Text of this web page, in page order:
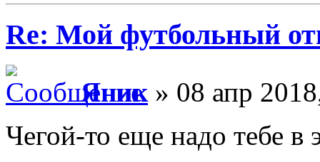
Re: Мой футбольный
Яник» 08 апр
Чегой-то еще надо тебе в